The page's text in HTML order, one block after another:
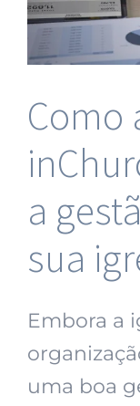
Como
a
sua
Embora a
uma boa